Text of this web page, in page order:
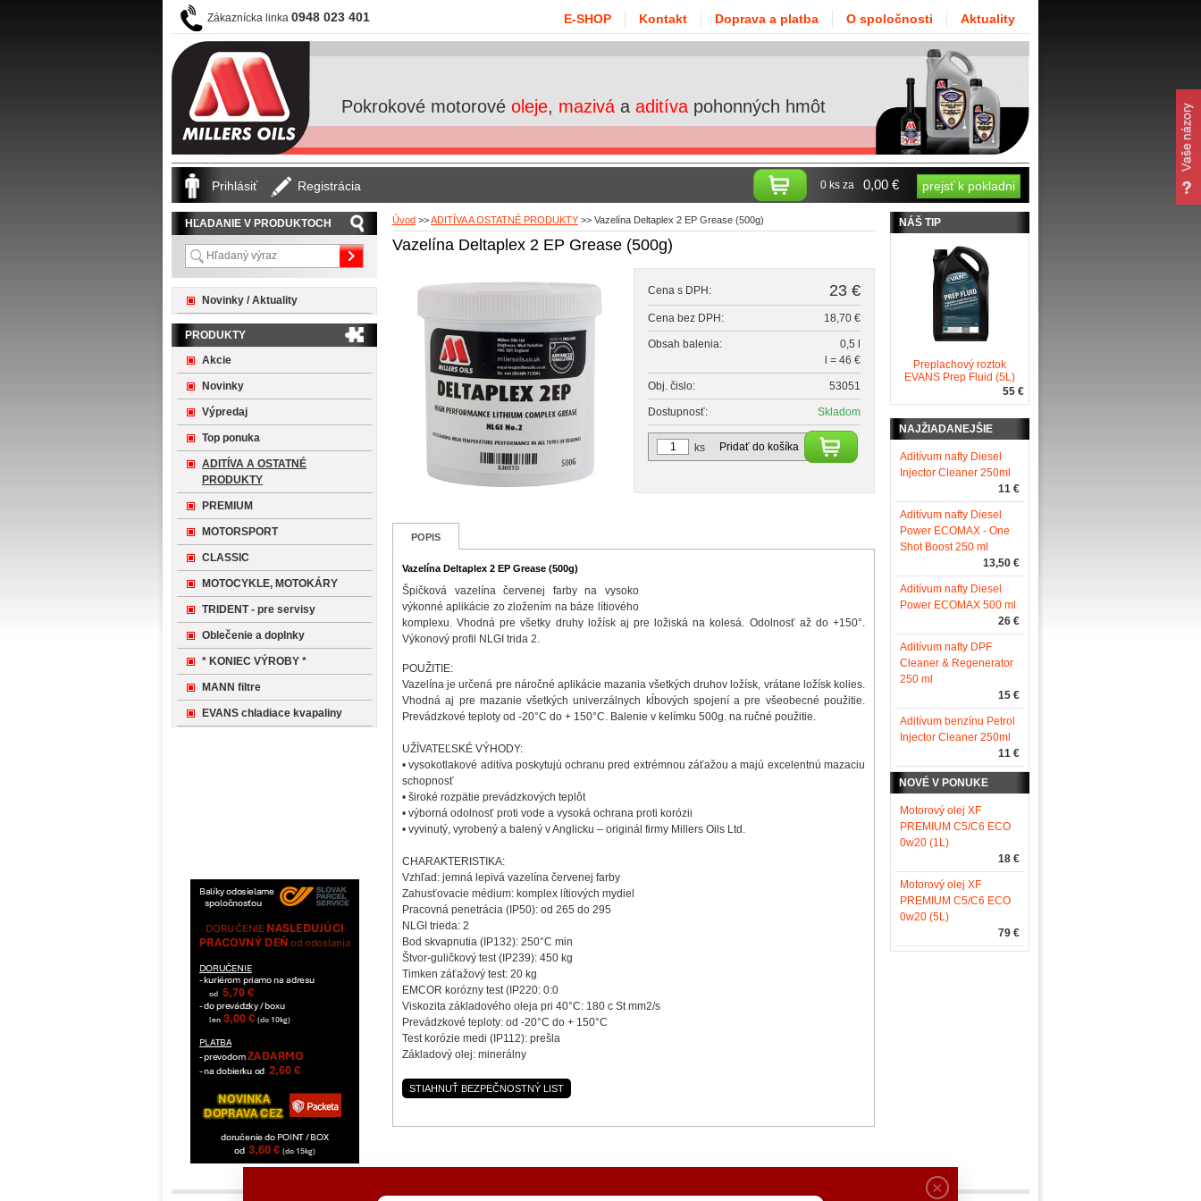
Zákaznícka linka 0948 023 401
Pokrokové motorové oleje, mazivá a aditíva pohonných hmôt
Úvod >>ADITÍVA A OSTATNÉ PRODUKTY >> Vazelína Deltaplex 2 EP Grease (500g)
Vazelína Deltaplex 2 EP Grease (500g)
Cena s DPH: 23 €
Cena bez DPH: 18,70 €
Obsah balenia:
0,5 l
l = 46 €
Obj. čislo: 53051
Dostupnosť: Skladom
Pridať do košíka
ks
POPIS
Vazelína Deltaplex 2 EP Grease (500g)
Špičková vazelína červenej farby na vysoko
výkonné aplikácie zo zložením na báze lítiového
komplexu. Vhodná pre všetky druhy ložísk aj pre ložiská na kolesá. Odolnosť až do +150°.
Výkonový profil NLGI trida 2.
POUŽITIE:
Vazelína je určená pre náročné aplikácie mazania všetkých druhov ložísk, vrátane ložísk kolies.
Vhodná aj pre mazanie všetkých univerzálnych kĺbových spojení a pre všeobecné použitie.
Prevádzkové teploty od -20°C do + 150°C. Balenie v kelímku 500g. na ručné použitie.
UŽÍVATEĽSKÉ VÝHODY:
• vysokotlakové aditíva poskytujú ochranu pred extrémnou záťažou a majú excelentnú mazaciu
schopnosť
• široké rozpätie prevádzkových teplôt
• výborná odolnosť proti vode a vysoká ochrana proti korózii
• vyvinutý, vyrobený a balený v Anglicku – originál firmy Millers Oils Ltd.
CHARAKTERISTIKA:
Vzhľad: jemná lepivá vazelína červenej farby
Zahusťovacie médium: komplex lítiových mydiel
Pracovná penetrácia (IP50): od 265 do 295
NLGI trieda: 2
Bod skvapnutia (IP132): 250°C min
Štvor-guličkový test (IP239): 450 kg
Timken záťažový test: 20 kg
EMCOR korózny test (IP220: 0:0
Viskozita základového oleja pri 40°C: 180 c St mm2/s
Prevádzkové teploty: od -20°C do + 150°C
Test korózie medi (IP112): prešla
Základový olej: minerálny
STIAHNUŤ BEZPEČNOSTNÝ LIST
HĽADANIE V PRODUKTOCH
Novinky / Aktuality
PRODUKTY
Akcie
Novinky
Výpredaj
Top ponuka
ADITÍVA A OSTATNÉ
PRODUKTY
PREMIUM
MOTORSPORT
CLASSIC
MOTOCYKLE, MOTOKÁRY
TRIDENT - pre servisy
Oblečenie a doplnky
* KONIEC VÝROBY *
MANN filtre
EVANS chladiace kvapaliny
NÁŠ TIP
Preplachový roztok
EVANS Prep Fluid (5L)
55 €
NAJŽIADANEJŠIE
Aditívum nafty Diesel
Injector Cleaner 250ml
11 €
Aditívum nafty Diesel
Power ECOMAX - One
Shot Boost 250 ml
13,50 €
Aditívum nafty Diesel
Power ECOMAX 500 ml
26 €
Aditívum nafty DPF
Cleaner & Regenerator
250 ml
15 €
Aditívum benzínu Petrol
Injector Cleaner 250ml
11 €
NOVÉ V PONUKE
Motorový olej XF
PREMIUM C5/C6 ECO
0w20 (1L)
18 €
Motorový olej XF
PREMIUM C5/C6 ECO
0w20 (5L)
79 €
E-SHOP Kontakt Doprava a platba O spoločnosti Aktuality
Prihlásiť Registrácia 0 ks za 0,00 € prejsť k pokladni